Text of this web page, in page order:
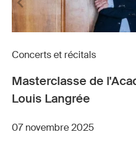
Concerts et récitals
Masterclasse de
Louis Langrée
07 novembre 2025